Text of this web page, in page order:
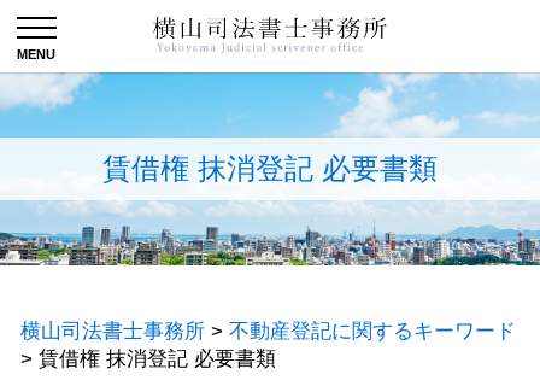
賃借権 抹消登記 必要書類
横山司法書士事務所 > 不動産登記に関するキーワード
> 賃借権 抹消登記 必要書類